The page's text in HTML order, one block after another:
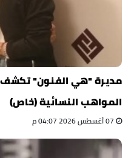
مديرة "هي الفنون"
المواهب النسائية (خاص)